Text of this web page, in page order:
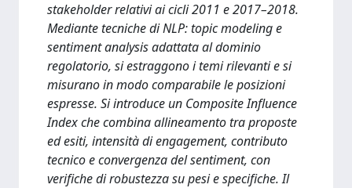
stakeholder relativi ai cicli 2011 e 2017–2018.
Mediante tecniche di NLP: topic modeling e
sentiment analysis adattata al dominio
regolatorio, si estraggono i temi rilevanti e si
misurano in modo comparabile le posizioni
espresse. Si introduce un Composite Influence
Index che combina allineamento tra proposte
ed esiti, intensità di engagement, contributo
tecnico e convergenza del sentiment, con
verifiche di robustezza su pesi e specifiche. Il